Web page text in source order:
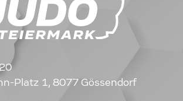
Platz 1, 8077 Gössendorf